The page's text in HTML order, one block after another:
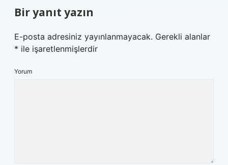
Bir yanıt yazın
E-posta adresiniz yayınlanmayacak. Gerekli alanlar
* ile işaretlenmişlerdir
Yorum